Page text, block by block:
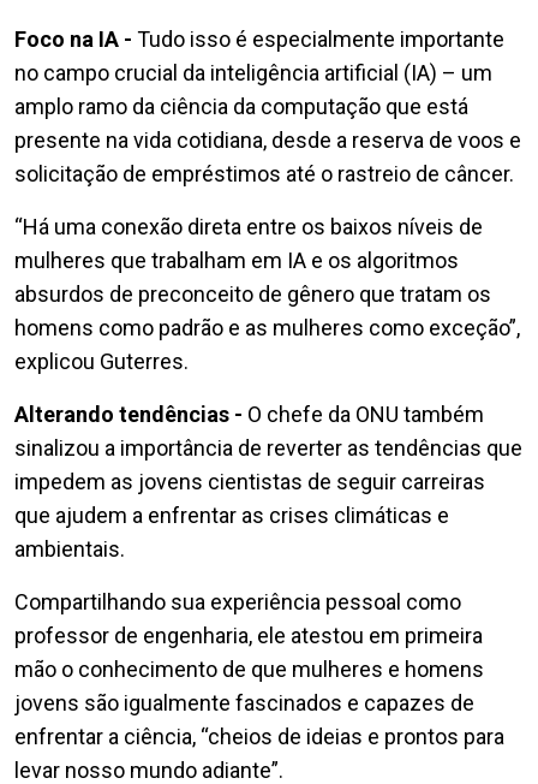
Foco na IA - Tudo isso é especialmente importante
no campo crucial da inteligência artificial (IA) – um
amplo ramo da ciência da computação que está
presente na vida cotidiana, desde a reserva de voos e
solicitação de empréstimos até o rastreio de câncer.
“Há uma conexão direta entre os baixos níveis de
mulheres que trabalham em IA e os algoritmos
absurdos de preconceito de gênero que tratam os
homens como padrão e as mulheres como exceção”,
explicou Guterres.
Alterando tendências - O chefe da ONU também
sinalizou a importância de reverter as tendências que
impedem as jovens cientistas de seguir carreiras
que ajudem a enfrentar as crises climáticas e
ambientais.
Compartilhando sua experiência pessoal como
professor de engenharia, ele atestou em primeira
mão o conhecimento de que mulheres e homens
jovens são igualmente fascinados e capazes de
enfrentar a ciência, “cheios de ideias e prontos para
levar nosso mundo adiante”.